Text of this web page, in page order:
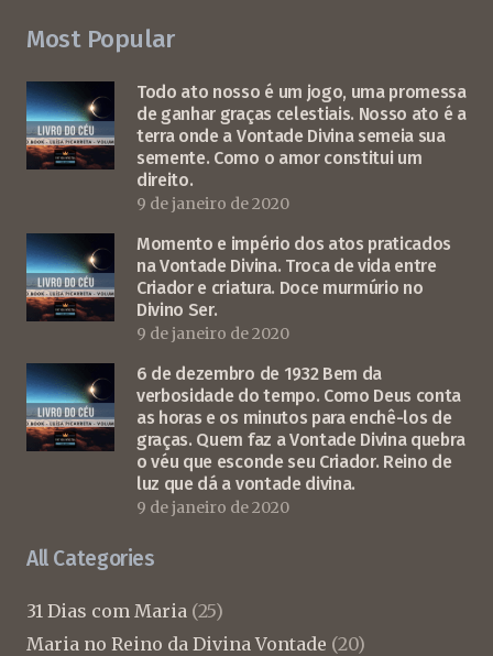
Most Popular
Todo ato nosso é um jogo, uma promessa
de ganhar graças celestiais. Nosso ato é a
terra onde a Vontade Divina semeia sua
semente. Como o amor constitui um
direito.
9 de janeiro de 2020
Momento e império dos atos praticados
na Vontade Divina. Troca de vida entre
Criador e criatura. Doce murmúrio no
Divino Ser.
9 de janeiro de 2020
6 de dezembro de 1932 Bem da
verbosidade do tempo. Como Deus conta
as horas e os minutos para enchê-los de
graças. Quem faz a Vontade Divina quebra
o véu que esconde seu Criador. Reino de
luz que dá a vontade divina.
9 de janeiro de 2020
All Categories
31 Dias com Maria (25)
Maria no Reino da Divina Vontade (20)